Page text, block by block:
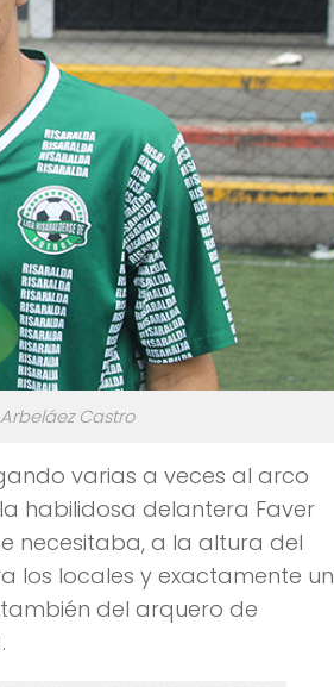
Castro
varias a veces al arco
habilidosa delantera Faver
necesitaba, a la altura del
los locales y exactamente un
del arquero de